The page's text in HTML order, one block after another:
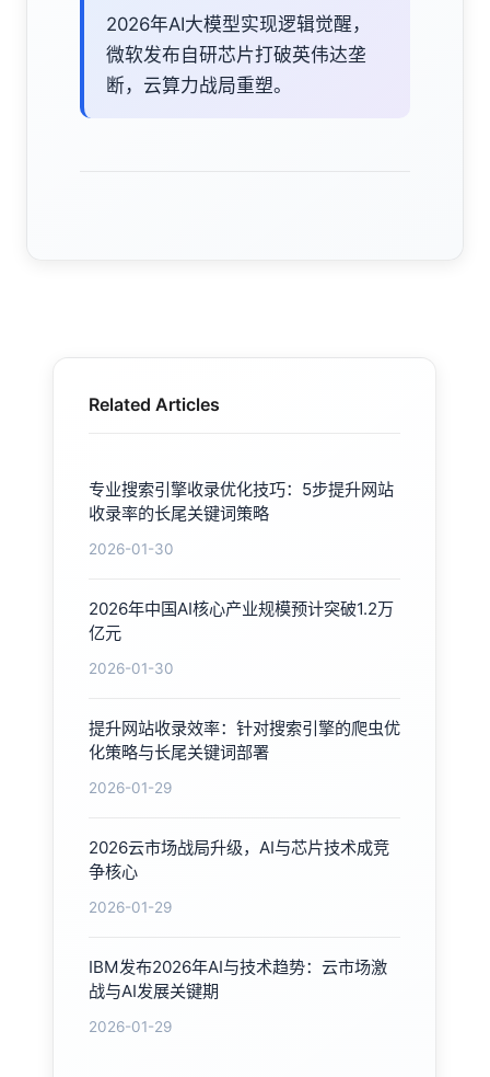
2026年AI大模型实现逻辑觉醒，
微软发布自研芯片打破英伟达垄
断，云算力战局重塑。
Related Articles
专业搜索引擎收录优化技巧：5步提升网站
收录率的长尾关键词策略
2026-01-30
2026年中国AI核心产业规模预计突破1.2万
亿元
2026-01-30
提升网站收录效率：针对搜索引擎的爬虫优
化策略与长尾关键词部署
2026-01-29
2026云市场战局升级，AI与芯片技术成竞
争核心
2026-01-29
IBM发布2026年AI与技术趋势：云市场激
战与AI发展关键期
2026-01-29